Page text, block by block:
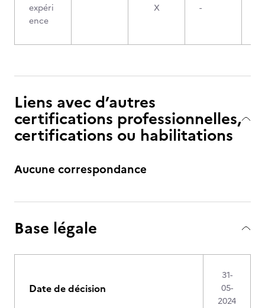
expéri
ence
X -
Liens avec d’autres
certifications professionnelles,
certifications ou habilitations
Aucune correspondance
Base légale
Date de décision
31-
05-
2024